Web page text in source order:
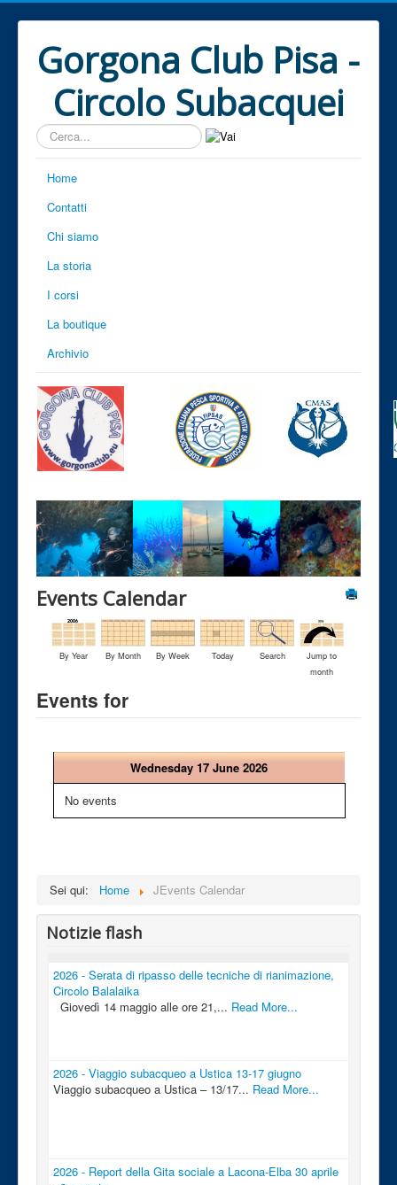
Gorgona Club Pisa -
Circolo Subacquei
Cerca...
Home
Contatti
Chi siamo
La storia
I corsi
La boutique
Archivio
Events Calendar
By Year By Month By Week Today Search
Jump to
month
Events for
Wednesday 17 June 2026
No events
Sei qui: Home JEvents Calendar
Notizie flash
2026 - Serata di ripasso delle tecniche di rianimazione,
Circolo Balalaika
Giovedì 14 maggio alle ore 21,... Read More...
2026 - Viaggio subacqueo a Ustica 13-17 giugno
Viaggio subacqueo a Ustica – 13/17... Read More...
2026 - Report della Gita sociale a Lacona-Elba 30 aprile